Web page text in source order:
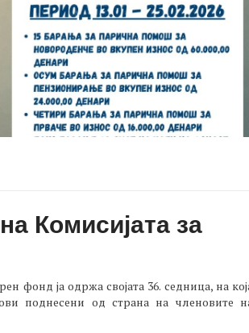
Комисијата за
фонд ја одржа својата 36. седница, на
поднесени од страна на членовите